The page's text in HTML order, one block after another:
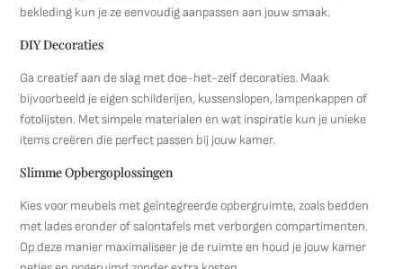
bekleding kun je ze eenvoudig aanpassen aan jouw smaak.
DIY Decoraties
Ga creatief aan de slag met doe-het-zelf decoraties. Maak
bijvoorbeeld je eigen schilderijen, kussenslopen, lampenkappen of
fotolijsten. Met simpele materialen en wat inspiratie kun je unieke
items creëren die perfect passen bij jouw kamer.
Slimme Opbergoplossingen
Kies voor meubels met geïntegreerde opbergruimte, zoals bedden
met lades eronder of salontafels met verborgen compartimenten.
Op deze manier maximaliseer je de ruimte en houd je jouw kamer